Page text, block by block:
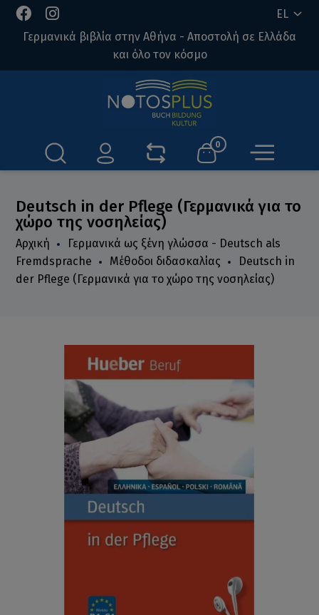
EL
Γερμανικά βιβλία στην Αθήνα - Αποστολή σε Ελλάδα
και όλο τον κόσμο
0
Deutsch in der Pflege (Γερμανικά για το
χώρο της νοσηλείας)
Αρχική
Γερμανικά ως ξένη γλώσσα - Deutsch als
Fremdsprache
Μέθοδοι διδασκαλίας
Deutsch in
der Pflege (Γερμανικά για το χώρο της νοσηλείας)